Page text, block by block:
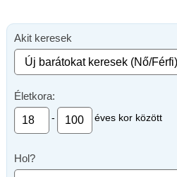
Akit keresek
Életkora:
- éves kor között
Hol?